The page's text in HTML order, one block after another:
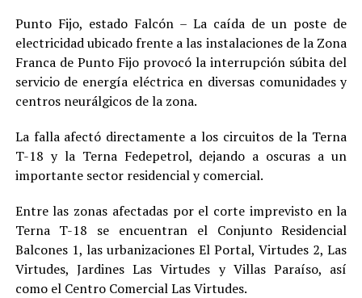
Punto Fijo, estado Falcón – La caída de un poste de
electricidad ubicado frente a las instalaciones de la Zona
Franca de Punto Fijo provocó la interrupción súbita del
servicio de energía eléctrica en diversas comunidades y
centros neurálgicos de la zona.
La falla afectó directamente a los circuitos de la Terna
T-18 y la Terna Fedepetrol, dejando a oscuras a un
importante sector residencial y comercial.
Entre las zonas afectadas por el corte imprevisto en la
Terna T-18 se encuentran el Conjunto Residencial
Balcones 1, las urbanizaciones El Portal, Virtudes 2, Las
Virtudes, Jardines Las Virtudes y Villas Paraíso, así
como el Centro Comercial Las Virtudes.